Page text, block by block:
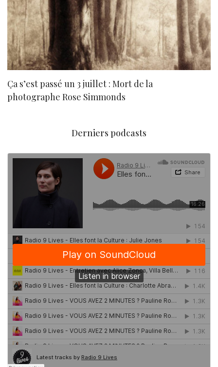
Ça s’est passé un 3 juillet : Mort de la
photographe Rose Simmonds
Derniers podcasts